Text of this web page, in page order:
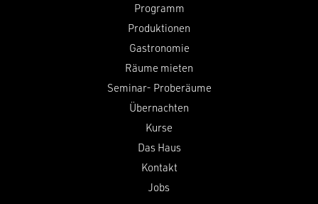
Programm
Produktionen
Gastronomie
Räume mieten
Seminar- Proberäume
Übernachten
Kurse
Das Haus
Kontakt
Jobs